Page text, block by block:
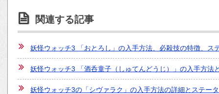
関連する記事
妖怪ウォッチ3 「おとろし」の入手方法、必殺技の特徴、ス
妖怪ウォッチ3 「酒呑童子（しゅてんどうじ）」の入手方法
妖怪ウォッチ3の「シヴァラク」の入手方法の詳細とステー